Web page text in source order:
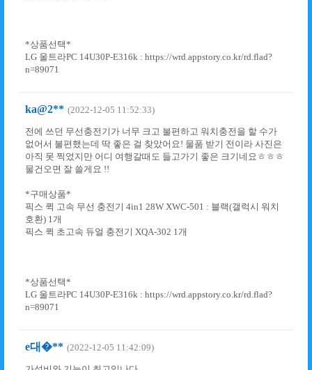
*상품선택*
LG 울트라PC 14U30P-E316k : https://wrd.appstory.co.kr/rd.flad?
n=89071
ka@2** (2022-12-05 11:52:33)
전에 쓰던 무선충전기가 너무 크고 불편하고 워치충전을 할 수가
없어서 불편했는데 딱 좋은 걸 찾았어요! 물품 받기 전이라 사진은
아직 못 찍었지만 어디 여행갈때도 들고가기 좋은 크기네요ㅎㅎㅎ
물건오면 잘 쓸게요 !!
*구매상품*
픽스 퀵 고속 무선 충전기 4in1 28W XWC-501 : 블랙(갤럭시 워치
호환) 1개
픽스 퀵 초고속 듀얼 충전기 XQA-302 1개
*상품선택*
LG 울트라PC 14U30P-E316k : https://wrd.appstory.co.kr/rd.flad?
n=89071
e대�** (2022-12-05 11:42:09)